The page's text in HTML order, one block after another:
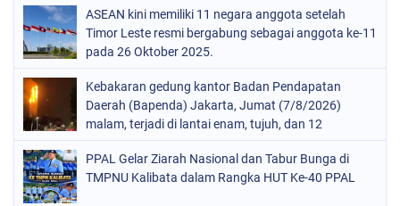
ASEAN kini memiliki 11 negara anggota setelah
Timor Leste resmi bergabung sebagai anggota ke-11
pada 26 Oktober 2025.
Kebakaran gedung kantor Badan Pendapatan
Daerah (Bapenda) Jakarta, Jumat (7/8/2026)
malam, terjadi di lantai enam, tujuh, dan 12
PPAL Gelar Ziarah Nasional dan Tabur Bunga di
TMPNU Kalibata dalam Rangka HUT Ke-40 PPAL